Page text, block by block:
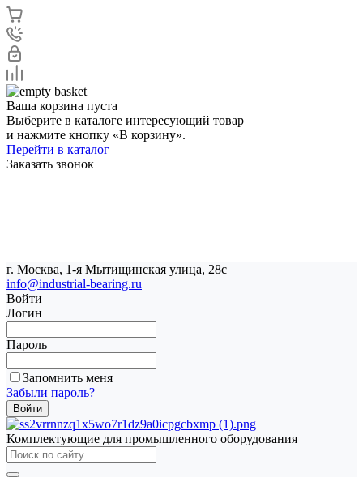
Ваша корзина пуста
Выберите в каталоге интересующий товар
и нажмите кнопку «В корзину».
Перейти в каталог
Заказать звонок
г. Москва, 1-я Мытищинская улица, 28с
info@industrial-bearing.ru
Войти
Логин
Пароль
Запомнить меня
Забыли пароль?
Комплектующие для промышленного оборудования